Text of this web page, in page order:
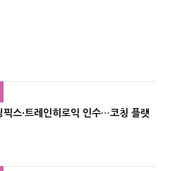
픽스·트레인히로익 인수…코칭 플랫